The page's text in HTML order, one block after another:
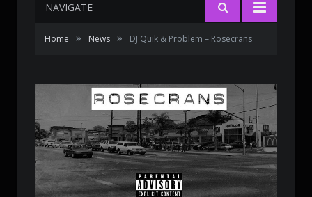
NAVIGATE
Home » News » DJ Quik & Problem – Rosecrans